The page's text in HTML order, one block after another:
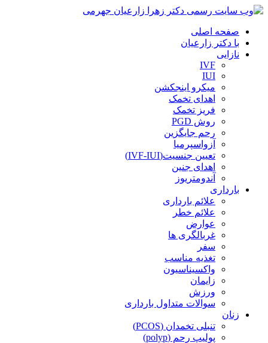
صفحه اصلی
با دکتر زارعیان
نازایی
IVF
IUI
میکرو اینجکشن
اهدای تخمک
فریز تخمک
روش PGD
رحم جایگزین
آزواسپرمیا
تعیین جنسیت(IVF-IUI)
اهدای جنین
آندومتریوز
بارداری
علائم بارداری
علائم خطر
عوارض
غربالگری ها
سفر
تغذیه مناسب
واکسیناسیون
زایمان
ورزش
سوالات متداول بارداری
زنان
تنبلی تخمدان (PCOS)
پولیپ رحم (polyp)